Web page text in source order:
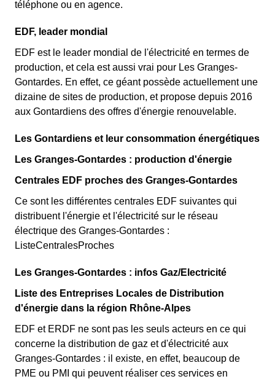
téléphone ou en agence.
EDF, leader mondial
EDF est le leader mondial de l'électricité en termes de
production, et cela est aussi vrai pour Les Granges-
Gontardes. En effet, ce géant possède actuellement une
dizaine de sites de production, et propose depuis 2016
aux Gontardiens des offres d'énergie renouvelable.
Les Gontardiens et leur consommation énergétiques
Les Granges-Gontardes : production d'énergie
Centrales EDF proches des Granges-Gontardes
Ce sont les différentes centrales EDF suivantes qui
distribuent l'énergie et l'électricité sur le réseau
électrique des Granges-Gontardes :
ListeCentralesProches
Les Granges-Gontardes : infos Gaz/Electricité
Liste des Entreprises Locales de Distribution
d'énergie dans la région Rhône-Alpes
EDF et ERDF ne sont pas les seuls acteurs en ce qui
concerne la distribution de gaz et d'électricité aux
Granges-Gontardes : il existe, en effet, beaucoup de
PME ou PMI qui peuvent réaliser ces services en